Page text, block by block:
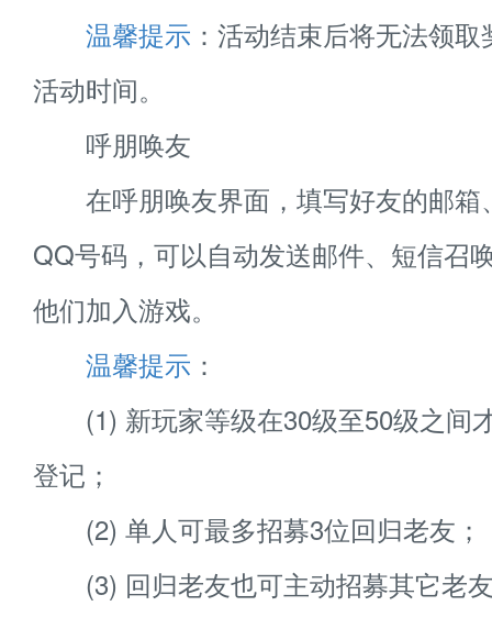
温馨提示 ：活动结束后将无法领
活动时间。
呼朋唤友
在呼朋唤友界面，填写好友的邮箱
QQ号码，可以自动发送邮件、短信召
他们加入游戏。
温馨提示 ：
(1) 新玩家等级在30级至50级之间
登记；
(2) 单人可最多招募3位回归老友；
(3) 回归老友也可主动招募其它老